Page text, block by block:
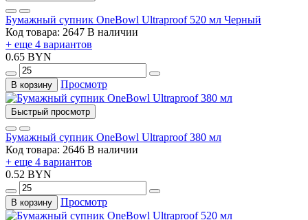
Бумажный супник OneBowl Ultraproof 520 мл Черный
Код товара: 2647 В наличии
+ еще 4 вариантов
0.65 BYN
В корзину Просмотр
Быстрый просмотр
Бумажный супник OneBowl Ultraproof 380 мл
Код товара: 2646 В наличии
+ еще 4 вариантов
0.52 BYN
В корзину Просмотр